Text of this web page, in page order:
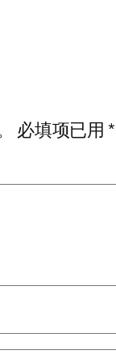
必填项已用*